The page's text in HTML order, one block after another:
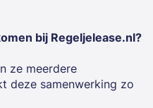
bij Regeljelease.nl?
ze meerdere
deze samenwerking zo